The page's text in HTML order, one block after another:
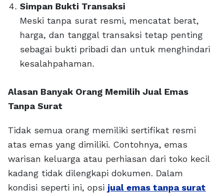
Simpan Bukti Transaksi
Meski tanpa surat resmi, mencatat berat,
harga, dan tanggal transaksi tetap penting
sebagai bukti pribadi dan untuk menghindari
kesalahpahaman.
Alasan Banyak Orang Memilih Jual Emas
Tanpa Surat
Tidak semua orang memiliki sertifikat resmi
atas emas yang dimiliki. Contohnya, emas
warisan keluarga atau perhiasan dari toko kecil
kadang tidak dilengkapi dokumen. Dalam
kondisi seperti ini, opsi jual emas tanpa surat